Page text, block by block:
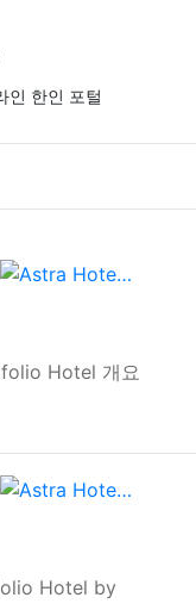
인 한인 포털
Hotel 개요
Hotel by